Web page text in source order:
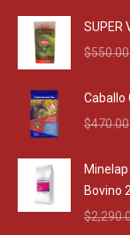
SUPER
$550.00
Caballo
$470.00
Bovino
$